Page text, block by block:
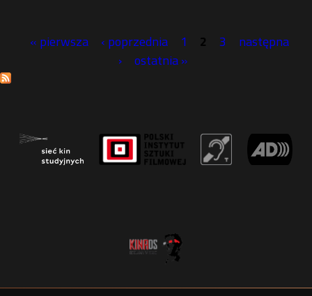
t
« pierwsza ‹ poprzednia 1 2 3
następna
›
ostatnia »